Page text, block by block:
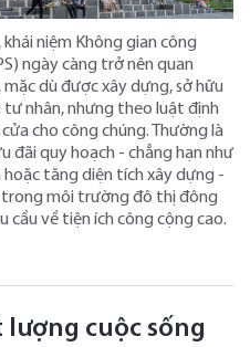
niệm Không gian công
ngày càng trở nên quan
dù được xây dựng, sở hữu
nhân, nhưng theo luật định
cho công chúng. Thường là
đãi quy hoạch - chẳng hạn như
tăng diện tích xây dựng -
trong môi trường đô thị đông
cầu về tiện ích công cộng cao.
lượng cuộc sống